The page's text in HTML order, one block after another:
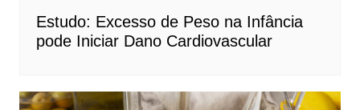
Estudo: Excesso de Peso na Infância
pode Iniciar Dano Cardiovascular